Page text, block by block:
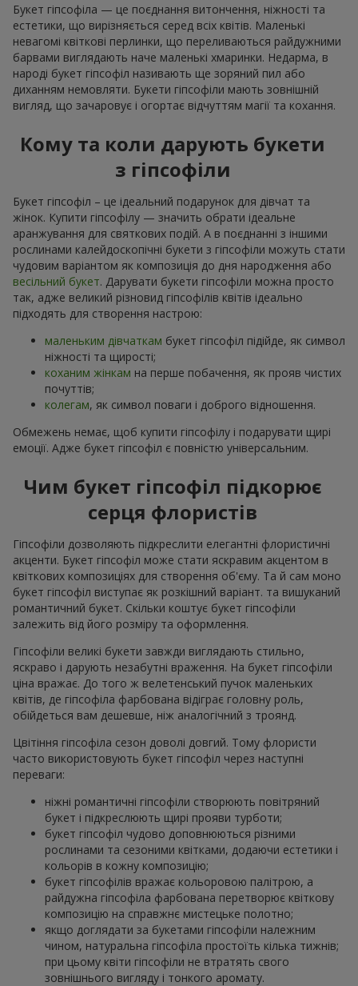
Букет гіпсофіла — це поєднання витончення, ніжності та
естетики, що вирізняється серед всіх квітів. Маленькі
невагомі квіткові перлинки, що переливаються райдужними
барвами виглядають наче маленькі хмаринки. Недарма, в
народі букет гіпсофіл називають ще зоряний пил або
диханням немовляти. Букети гіпсофіли мають зовнішній
вигляд, що зачаровує і огортає відчуттям магії та кохання.
Кому та коли дарують букети
з гіпсофіли
Букет гіпсофіл – це ідеальний подарунок для дівчат та
жінок. Купити гіпсофілу — значить обрати ідеальне
аранжування для святкових подій. А в поєднанні з іншими
рослинами калейдоскопічні букети з гіпсофіли можуть стати
чудовим варіантом як композиція до дня народження або
весільний букет. Дарувати букети гіпсофіли можна просто
так, адже великий різновид гіпсофілів квітів ідеально
підходять для створення настрою:
маленьким дівчаткам букет гіпсофіл підійде, як символ
ніжності та щирості;
коханим жінкам на перше побачення, як прояв чистих
почуттів;
колегам, як символ поваги і доброго відношення.
Обмежень немає, щоб купити гіпсофілу і подарувати щирі
емоції. Адже букет гіпсофіл є повністю універсальним.
Чим букет гіпсофіл підкорює
серця флористів
Гіпсофіли дозволяють підкреслити елегантні флористичні
акценти. Букет гіпсофіл може стати яскравим акцентом в
квіткових композиціях для створення об'єму. Та й сам моно
букет гіпсофіл виступає як розкішний варіант. та вишуканий
романтичний букет. Скільки коштує букет гіпсофіли
залежить від його розміру та оформлення.
Гіпсофіли великі букети завжди виглядають стильно,
яскраво і дарують незабутні враження. На букет гіпсофіли
ціна вражає. До того ж велетенський пучок маленьких
квітів, де гіпсофіла фарбована відіграє головну роль,
обійдеться вам дешевше, ніж аналогічний з троянд.
Цвітіння гіпсофіла сезон доволі довгий. Тому флористи
часто використовують букет гіпсофіл через наступні
переваги:
ніжні романтичні гіпсофіли створюють повітряний
букет і підкреслюють щирі прояви турботи;
букет гіпсофіл чудово доповнюються різними
рослинами та сезоними квітками, додаючи естетики і
кольорів в кожну композицію;
букет гіпсофілів вражає кольоровою палітрою, а
райдужна гіпсофіла фарбована перетворює квіткову
композицію на справжнє мистецьке полотно;
якщо доглядати за букетами гіпсофіли належним
чином, натуральна гіпсофіла простоїть кілька тижнів;
при цьому квіти гіпсофіли не втратять свого
зовнішнього вигляду і тонкого аромату.